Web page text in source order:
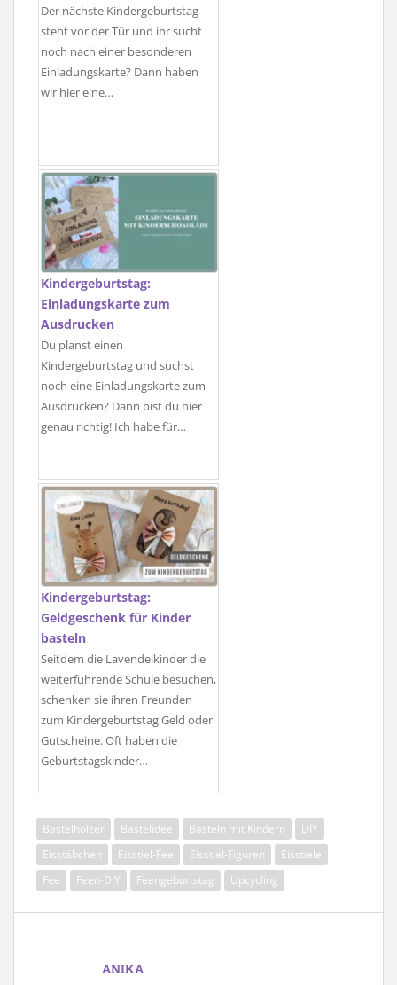
Der nächste Kindergeburtstag
steht vor der Tür und ihr sucht
noch nach einer besonderen
Einladungskarte? Dann haben
wir hier eine…
Kindergeburtstag:
Einladungskarte zum
Ausdrucken
Du planst einen
Kindergeburtstag und suchst
noch eine Einladungskarte zum
Ausdrucken? Dann bist du hier
genau richtig! Ich habe für…
Kindergeburtstag:
Geldgeschenk für Kinder
basteln
Seitdem die Lavendelkinder die
weiterführende Schule besuchen,
schenken sie ihren Freunden
zum Kindergeburtstag Geld oder
Gutscheine. Oft haben die
Geburtstagskinder…
Bastelhölzer Bastelidee Basteln mit Kindern
DIY
Eisstäbchen
Eisstiel-Fee Eisstiel-Figuren
Eisstiele
Fee
Feen-DIY Feengeburtstag Upcycling
ANIKA